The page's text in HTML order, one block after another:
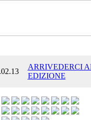
ARRIVEDERCI
EDIZIONE